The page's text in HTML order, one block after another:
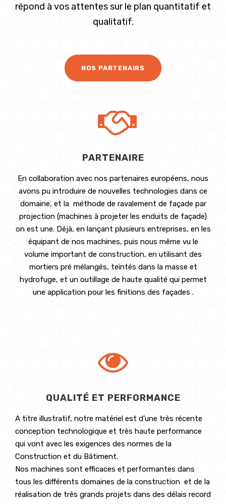
répond à vos attentes sur le plan quantitatif et
qualitatif.
NOS PARTENAIRS
PARTENAIRE
En collaboration avec nos partenaires européens, nous
avons pu introduire de nouvelles technologies dans ce
domaine, et la méthode de ravalement de façade par
projection (machines à projeter les enduits de façade)
on est une. Déjà, en lançant plusieurs entreprises, en les
équipant de nos machines, puis nous même vu le
volume important de construction, en utilisant des
mortiers pré mélangés, teintés dans la masse et
hydrofuge, et un outillage de haute qualité qui permet
une application pour les finitions des façades .
QUALITÉ ET PERFORMANCE
A titre illustratif, notre matériel est d’une très récente
conception technologique et très haute performance
qui vont avec les exigences des normes de la
Construction et du Bâtiment.
Nos machines sont efficaces et performantes dans
tous les différents domaines de la construction et de la
réalisation de très grands projets dans des délais record